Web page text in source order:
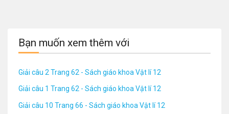
Bạn muốn xem thêm với
Giải câu 2 Trang 62 - Sách giáo khoa Vật lí 12
Giải câu 1 Trang 62 - Sách giáo khoa Vật lí 12
Giải câu 10 Trang 66 - Sách giáo khoa Vật lí 12